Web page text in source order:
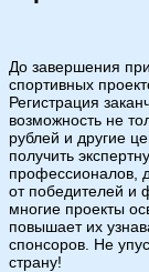
До завершения
спортивных
Регистрация
возможность не
рублей и другие
получить
профессионалов,
от победителей и
многие проекты
повышает их
спонсоров. Не
страну!